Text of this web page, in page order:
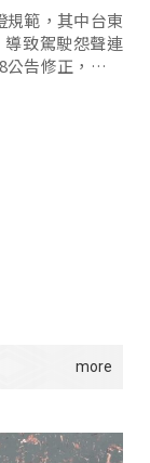
規範，其中台東
致駕駛怨聲連
告修正，除了
駕駛得知後，